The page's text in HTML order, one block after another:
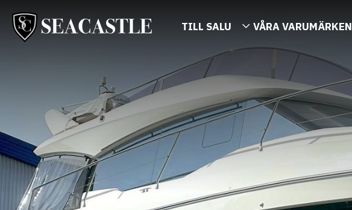
TILL SALU VÅRA VARUMÄRKEN